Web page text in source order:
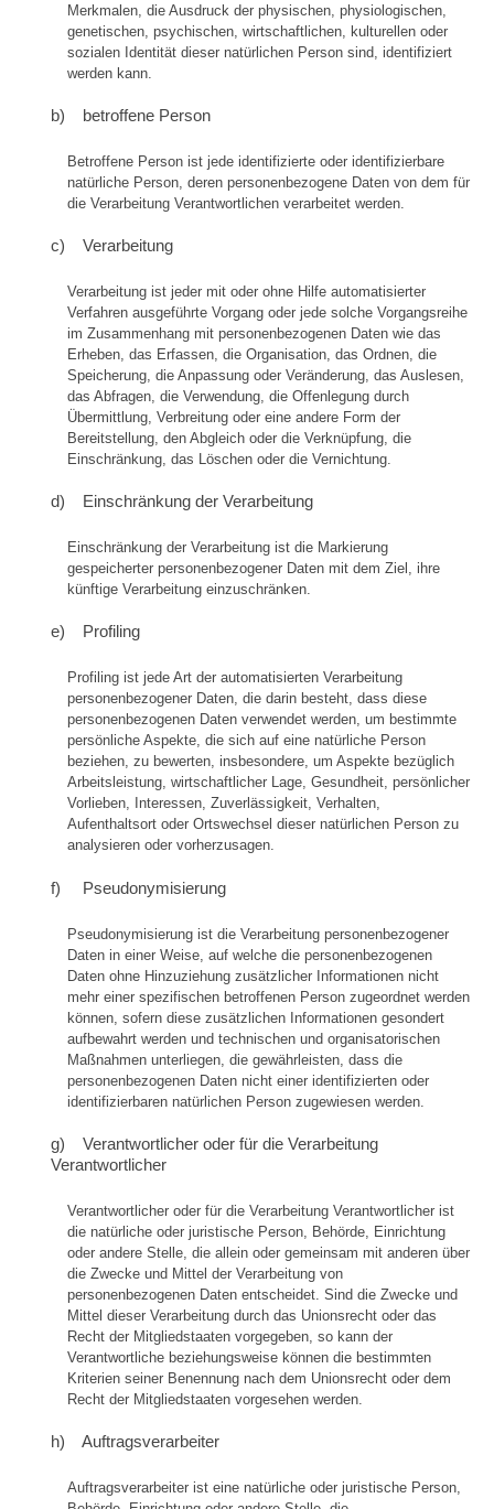
Merkmalen, die Ausdruck der physischen, physiologischen,
genetischen, psychischen, wirtschaftlichen, kulturellen oder
sozialen Identität dieser natürlichen Person sind, identifiziert
werden kann.
b) betroffene Person
Betroffene Person ist jede identifizierte oder identifizierbare
natürliche Person, deren personenbezogene Daten von dem für
die Verarbeitung Verantwortlichen verarbeitet werden.
c) Verarbeitung
Verarbeitung ist jeder mit oder ohne Hilfe automatisierter
Verfahren ausgeführte Vorgang oder jede solche Vorgangsreihe
im Zusammenhang mit personenbezogenen Daten wie das
Erheben, das Erfassen, die Organisation, das Ordnen, die
Speicherung, die Anpassung oder Veränderung, das Auslesen,
das Abfragen, die Verwendung, die Offenlegung durch
Übermittlung, Verbreitung oder eine andere Form der
Bereitstellung, den Abgleich oder die Verknüpfung, die
Einschränkung, das Löschen oder die Vernichtung.
d) Einschränkung der Verarbeitung
Einschränkung der Verarbeitung ist die Markierung
gespeicherter personenbezogener Daten mit dem Ziel, ihre
künftige Verarbeitung einzuschränken.
e) Profiling
Profiling ist jede Art der automatisierten Verarbeitung
personenbezogener Daten, die darin besteht, dass diese
personenbezogenen Daten verwendet werden, um bestimmte
persönliche Aspekte, die sich auf eine natürliche Person
beziehen, zu bewerten, insbesondere, um Aspekte bezüglich
Arbeitsleistung, wirtschaftlicher Lage, Gesundheit, persönlicher
Vorlieben, Interessen, Zuverlässigkeit, Verhalten,
Aufenthaltsort oder Ortswechsel dieser natürlichen Person zu
analysieren oder vorherzusagen.
f) Pseudonymisierung
Pseudonymisierung ist die Verarbeitung personenbezogener
Daten in einer Weise, auf welche die personenbezogenen
Daten ohne Hinzuziehung zusätzlicher Informationen nicht
mehr einer spezifischen betroffenen Person zugeordnet werden
können, sofern diese zusätzlichen Informationen gesondert
aufbewahrt werden und technischen und organisatorischen
Maßnahmen unterliegen, die gewährleisten, dass die
personenbezogenen Daten nicht einer identifizierten oder
identifizierbaren natürlichen Person zugewiesen werden.
g) Verantwortlicher oder für die Verarbeitung
Verantwortlicher
Verantwortlicher oder für die Verarbeitung Verantwortlicher ist
die natürliche oder juristische Person, Behörde, Einrichtung
oder andere Stelle, die allein oder gemeinsam mit anderen über
die Zwecke und Mittel der Verarbeitung von
personenbezogenen Daten entscheidet. Sind die Zwecke und
Mittel dieser Verarbeitung durch das Unionsrecht oder das
Recht der Mitgliedstaaten vorgegeben, so kann der
Verantwortliche beziehungsweise können die bestimmten
Kriterien seiner Benennung nach dem Unionsrecht oder dem
Recht der Mitgliedstaaten vorgesehen werden.
h) Auftragsverarbeiter
Auftragsverarbeiter ist eine natürliche oder juristische Person,